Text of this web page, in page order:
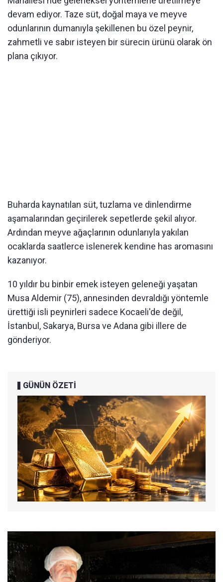
devam ediyor. Taze süt, doğal maya ve meyve
odunlarının dumanıyla şekillenen bu özel peynir,
zahmetli ve sabır isteyen bir sürecin ürünü olarak ön
plana çıkıyor.
Buharda kaynatılan süt, tuzlama ve dinlendirme
aşamalarından geçirilerek sepetlerde şekil alıyor.
Ardından meyve ağaçlarının odunlarıyla yakılan
ocaklarda saatlerce islenerek kendine has aromasını
kazanıyor.
10 yıldır bu binbir emek isteyen geleneği yaşatan
Musa Aldemir (75), annesinden devraldığı yöntemle
ürettiği isli peynirleri sadece Kocaeli'de değil,
İstanbul, Sakarya, Bursa ve Adana gibi illere de
gönderiyor.
GÜNÜN ÖZETİ